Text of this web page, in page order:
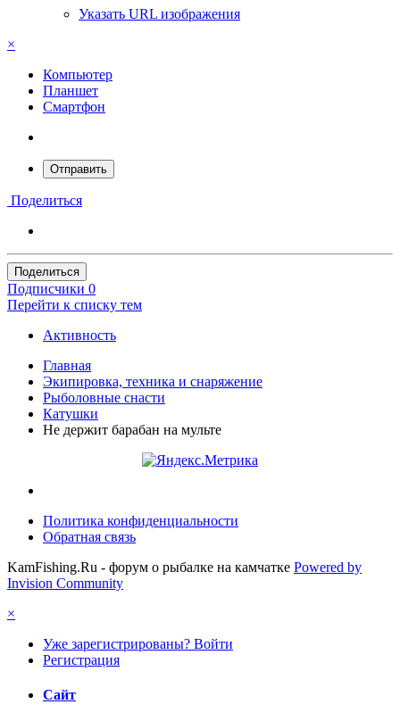
Указать URL изображения
×
Компьютер
Планшет
Смартфон
Отправить
Поделиться
Поделиться
Подписчики 0
Перейти к списку тем
Активность
Главная
Экипировка, техника и снаряжение
Рыболовные снасти
Катушки
Не держит барабан на мульте
Политика конфиденциальности
Обратная связь
KamFishing.Ru - форум о рыбалке на камчатке Powered by
Invision Community
×
Уже зарегистрированы? Войти
Регистрация
Сайт